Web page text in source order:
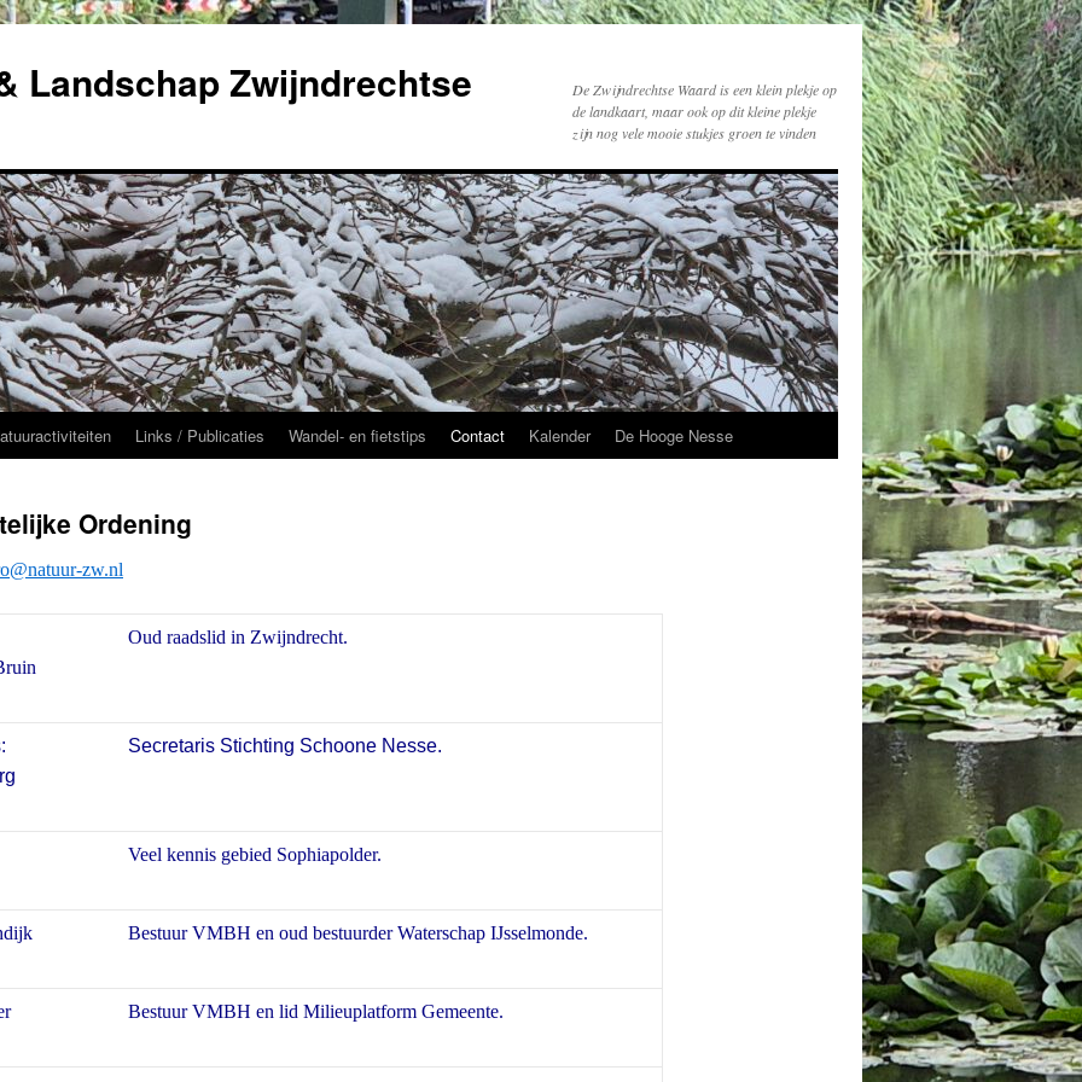
Landschap Zwijndrechtse
De Zwijndrechtse Waard is een klein plekje op
de landkaart, maar ook op dit kleine plekje
zijn nog vele mooie stukjes groen te vinden
Links / Publicaties Wandel- en fietstips Contact Kalender De Hooge Nesse
Ordening
zw.nl
Oud raadslid in Zwijndrecht.
Secretaris Stichting Schoone Nesse.
Veel kennis gebied Sophiapolder.
Bestuur VMBH en oud bestuurder Waterschap IJsselmonde.
Bestuur VMBH en lid Milieuplatform Gemeente.